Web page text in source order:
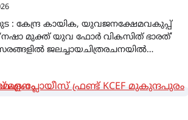
: കേന്ദ്ര കായിക, യുവജനക്ഷേമവകുപ്പ്
‘നഷാ മുക്ത് യുവ ഫോർ വികസിത് ഭാരത്’
ജലച്ചായചിത്രരചനയിൽ…